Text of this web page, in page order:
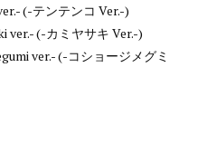
(-テンテンコ Ver.-)
ver.- (-カミヤサキ Ver.-)
ver.- (-コショージメグミ